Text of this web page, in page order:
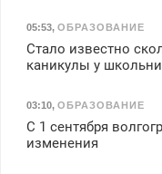
05:53, ОБРАЗОВАНИЕ
Стало известно
каникулы у
03:10, ОБРАЗОВАНИЕ
С 1 сентября
изменения